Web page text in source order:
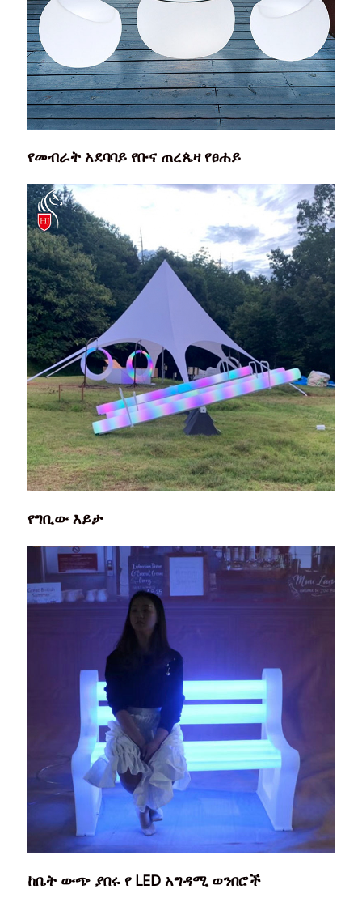
የመብራት አደባባይ የቡና ጠረጴዛ የፀሐይ
የግቢው እይታ
ከቤት ውጭ ያበሩ የ LED አግዳሚ ወንበሮች